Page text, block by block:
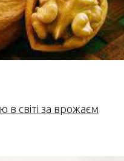
в світі за врожаєм